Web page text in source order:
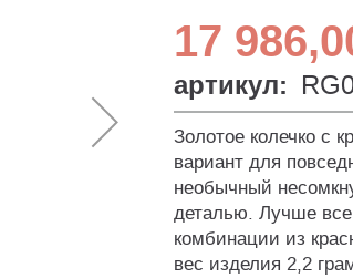
17
артикул:
Золотое колечко с
вариант для
необычный
деталью. Лучше
комбинации из
вес изделия 2,2